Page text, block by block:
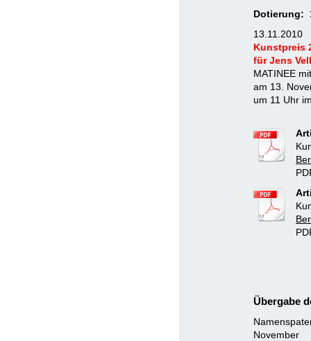
Dotierung:
13.11.2010
Kunstpreis
für Jens
MATINEE
am 13.
um 11 Uhr
Übergabe
November